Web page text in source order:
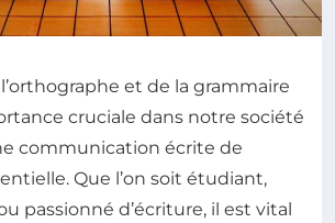
et de la grammaire
cruciale dans notre société
communication écrite de
Que l’on soit étudiant,
passionné d’écriture, il est vital